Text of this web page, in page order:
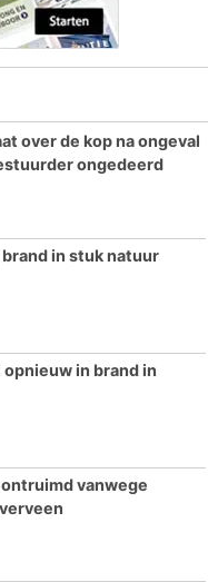
over de kop na ongeval
ongedeerd
in stuk natuur
in brand in
vanwege